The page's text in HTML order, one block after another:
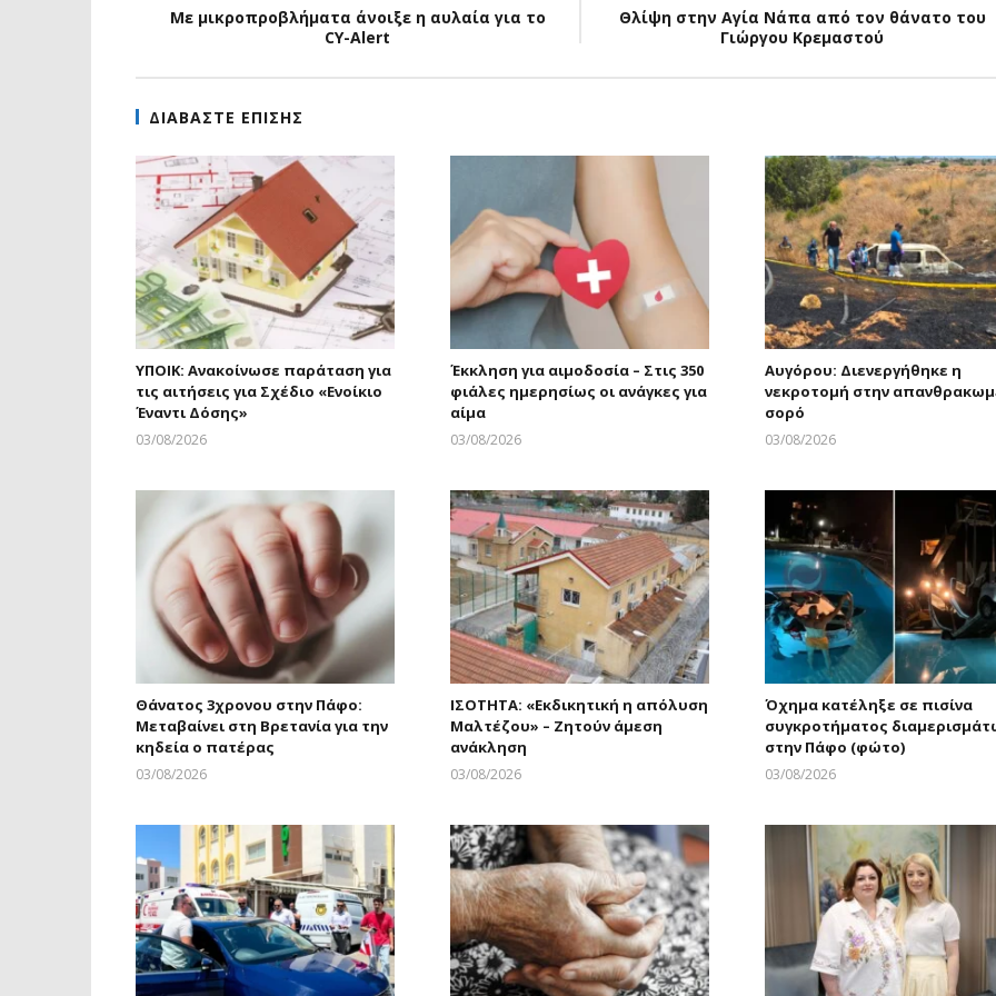
Με μικροπροβλήματα άνοιξε η αυλαία για το
CY-Alert
Θλίψη στην Αγία Νάπα από τον θάνατο του
Γιώργου Κρεμαστού
ΔΙΑΒΑΣΤΕ ΕΠΙΣΗΣ
ΥΠΟΙΚ: Ανακοίνωσε παράταση για
τις αιτήσεις για Σχέδιο «Ενοίκιο
Έναντι Δόσης»
03/08/2026
Έκκληση για αιμοδοσία – Στις 350
φιάλες ημερησίως οι ανάγκες για
αίμα
03/08/2026
Αυγόρου: Διενεργήθηκε η
νεκροτομή στην
σορό
03/08/2026
Θάνατος 3χρονου στην Πάφο:
Μεταβαίνει στη Βρετανία για την
κηδεία ο πατέρας
03/08/2026
ΙΣΟΤΗΤΑ: «Εκδικητική η απόλυση
Μαλτέζου» – Ζητούν άμεση
ανάκληση
03/08/2026
Όχημα κατέληξε σε πισίνα
συγκροτήματος
στην Πάφο (φώτο)
03/08/2026